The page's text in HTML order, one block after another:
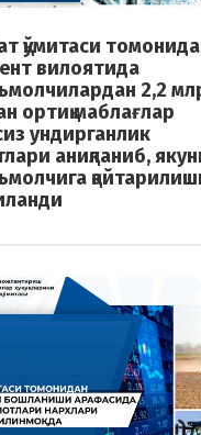
қўмитаси
вилоятида
2,2
ортиқ маблағлар
ундирганлик
аниқланиб,